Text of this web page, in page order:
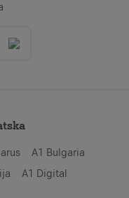
A1 Bulgaria
A1 Digital